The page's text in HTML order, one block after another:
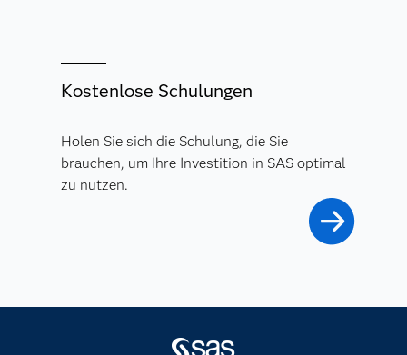
Kostenlose Schulungen
Holen Sie sich die Schulung, die Sie
brauchen, um Ihre Investition in SAS optimal
zu nutzen.